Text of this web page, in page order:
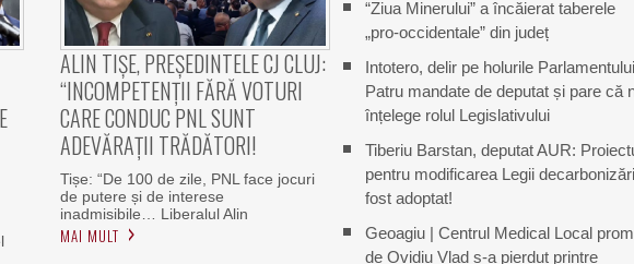
ALIN TIȘE, PREȘEDINTELE CJ CLUJ:
“INCOMPETENȚII FĂRĂ VOTURI
CARE CONDUC PNL SUNT
ADEVĂRAȚII TRĂDĂTORI!
Tișe: “De 100 de zile, PNL face jocuri
de putere și de interese
inadmisibile… Liberalul Alin
MAI MULT
“Ziua Minerului” a încăierat taberele
„pro-occidentale” din județ
Intotero, delir pe holurile
Patru mandate de deputat și pare că
înțelege rolul Legislativului
Tiberiu Barstan, deputat AUR:
pentru modificarea Legii
fost adoptat!
Geoagiu | Centrul Medical Local
de Ovidiu Vlad s-a pierdut printre